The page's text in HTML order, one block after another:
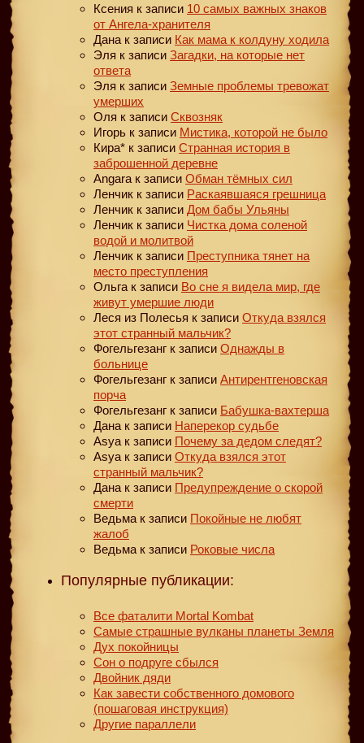
Ксения к записи 10 самых важных знаков
от Ангела-хранителя
Дана к записи Как мама к колдуну ходила
Эля к записи Загадки, на которые нет
ответа
Эля к записи Земные проблемы тревожат
умерших
Оля к записи Сквозняк
Игорь к записи Мистика, которой не было
Кира* к записи Странная история в
заброшенной деревне
Angara к записи Обман тёмных сил
Ленчик к записи Раскаявшаяся грешница
Ленчик к записи Дом бабы Ульяны
Ленчик к записи Чистка дома соленой
водой и молитвой
Ленчик к записи Преступника тянет на
место преступления
Ольга к записи Во сне я видела мир, где
живут умершие люди
Леся из Полесья к записи Откуда взялся
этот странный мальчик?
Фогельгезанг к записи Однажды в
больнице
Фогельгезанг к записи Антирентгеновская
порча
Фогельгезанг к записи Бабушка-вахтерша
Дана к записи Наперекор судьбе
Asya к записи Почему за дедом следят?
Asya к записи Откуда взялся этот
странный мальчик?
Дана к записи Предупреждение о скорой
смерти
Ведьма к записи Покойные не любят
жалоб
Ведьма к записи Роковые числа
Популярные публикации:
Все фаталити Mortal Kombat
Самые страшные вулканы планеты Земля
Дух покойницы
Сон о подруге сбылся
Двойник дяди
Как завести собственного домового
(пошаговая инструкция)
Другие параллели